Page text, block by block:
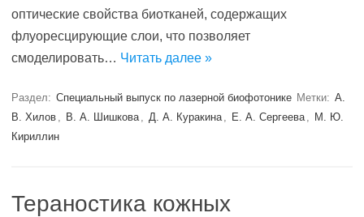
оптические свойства биотканей, содержащих
флуоресцирующие слои, что позволяет
смоделировать… Читать далее »
Раздел: Специальный выпуск по лазерной биофотонике Метки: А.
В. Хилов , В. А. Шишкова , Д. А. Куракина , Е. А. Сергеева , М. Ю.
Кириллин
Тераностика кожных